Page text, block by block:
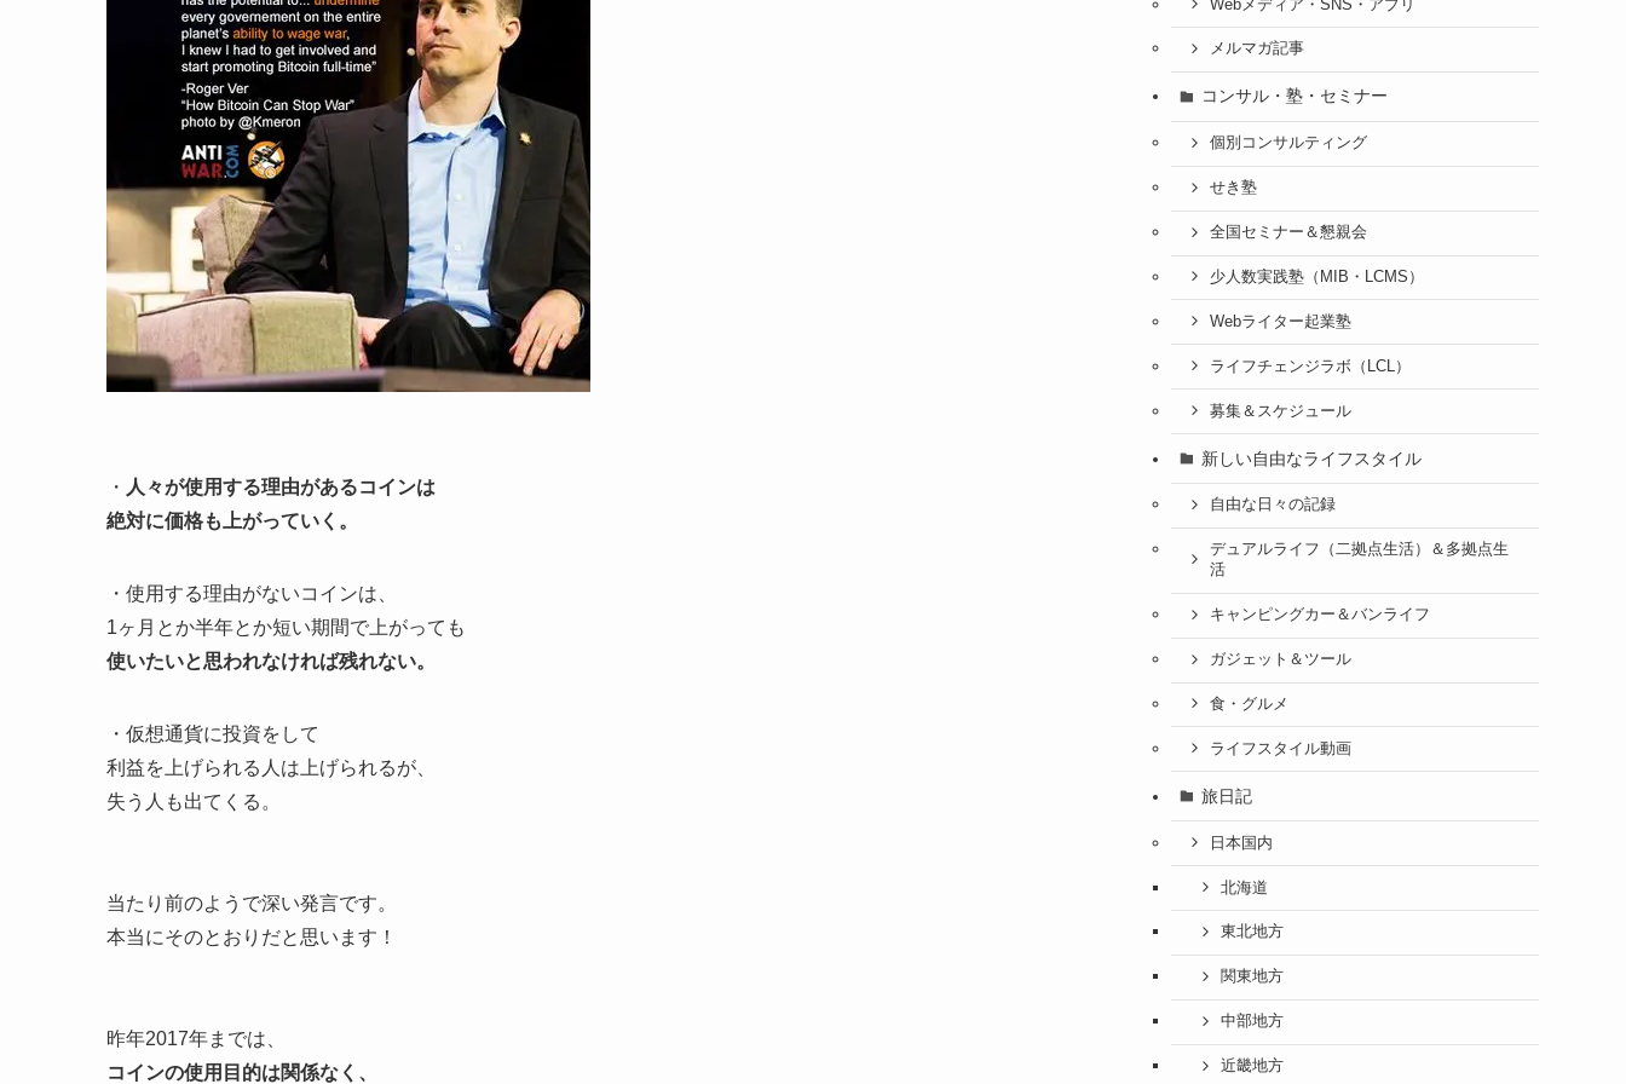
・ 人々が使用する理由があるコインは
絶対に価格も上がっていく。
・使用する理由がないコインは、
1ヶ月とか半年とか短い期間で上がっても
使いたいと思われなければ残れない。
・仮想通貨に投資をして
利益を上げられる人は上げられるが、
失う人も出てくる。
当たり前のようで深い発言です。
本当にそのとおりだと思います！
昨年2017年までは、
コインの使用目的は関係なく、
Webメディア・SNS・アプリ
メルマガ記事
コンサル・塾・セミナー
個別コンサルティング
せき塾
全国セミナー＆懇親会
少人数実践塾（MIB・LCMS）
Webライター起業塾
ライフチェンジラボ（LCL）
募集＆スケジュール
新しい自由なライフスタイル
自由な日々の記録
デュアルライフ（二拠点生活）＆多拠点生
活
キャンピングカー＆バンライフ
ガジェット＆ツール
食・グルメ
ライフスタイル動画
旅日記
日本国内
北海道
東北地方
関東地方
中部地方
近畿地方